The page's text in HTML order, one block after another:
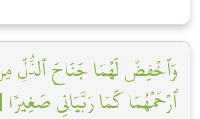
وَٱخۡفِضۡ لَهُمَا جَنَاحَ ٱلذُّلِّ
ٱرۡحَمۡهُمَا كَمَا رَبَّيَانِي صَغِيرٗا